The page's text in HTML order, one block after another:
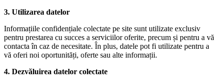
3. Utilizarea datelor
Informațiile confidențiale colectate pe site sunt utilizate exclusiv
pentru prestarea cu succes a serviciilor oferite, precum și pentru a vă
contacta în caz de necesitate. În plus, datele pot fi utilizate pentru a
vă oferi noi oportunități, oferte sau alte informații.
4. Dezvăluirea datelor colectate